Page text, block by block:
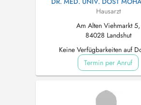
Hausarzt
Am Alten Viehmarkt 5,
84028 Landshut
Keine Verfügbarkeiten auf
Termin per Anruf